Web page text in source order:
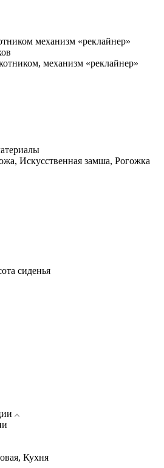
механизм «реклайнер»
механизм «реклайнер»
Искусственная замша, Рогожка
сиденья
Кухня